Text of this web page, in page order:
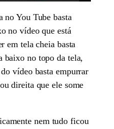
no You Tube basta
no vídeo que está
em tela cheia basta
baixo no topo da tela,
vídeo basta empurrar
direita que ele some
nem tudo ficou